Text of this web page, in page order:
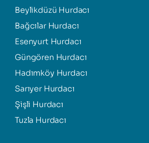
Beylikdüzü Hurdacı
Bağcılar Hurdacı
Esenyurt Hurdacı
Güngören Hurdacı
Hadımköy Hurdacı
Sarıyer Hurdacı
Şişli Hurdacı
Tuzla Hurdacı